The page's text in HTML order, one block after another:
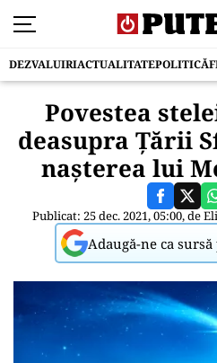
DEZVALUIRIACTUALITATEPOLITICĂ
Povestea
deasupra Ţării
naşterea lui
Publicat: 25 dec. 2021, 05:00, de
Adaugă-ne ca